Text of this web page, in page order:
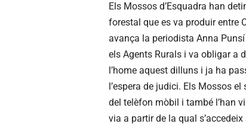
Els Mossos d’Esquadra han
forestal que es va produir entre
avança la periodista Anna
els Agents Rurals i va obligar a
l’home aquest dilluns i ja ha
l’espera de judici. Els Mossos
del telèfon mòbil i també l’han
via a partir de la qual